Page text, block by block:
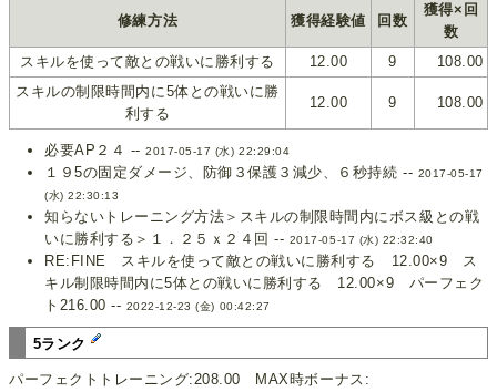
修練方法 獲得経験値 回数
獲得×回
数
スキルを使って敵との戦いに勝利する
12.00 9
108.00
スキルの制限時間内に5体との戦いに勝
利する
12.00 9 108.00
必要AP２４ --2017-05-17 (水) 22:29:04
１９5の固定ダメージ、防御３保護３減少、６秒持続 -- 2017-05-17
(水) 22:30:13
知らないトレーニング方法＞スキルの制限時間内にボス級との戦
いに勝利する＞１．２５ｘ２４回 -- 2017-05-17 (水) 22:32:40
RE:FINE スキルを使って敵との戦いに勝利する 12.00×9 ス
キル制限時間内に5体との戦いに勝利する 12.00×9 パーフェク
ト216.00 -- 2022-12-23 (金) 00:42:27
5ランク
パーフェクトトレーニング:208.00 MAX時ボーナス: